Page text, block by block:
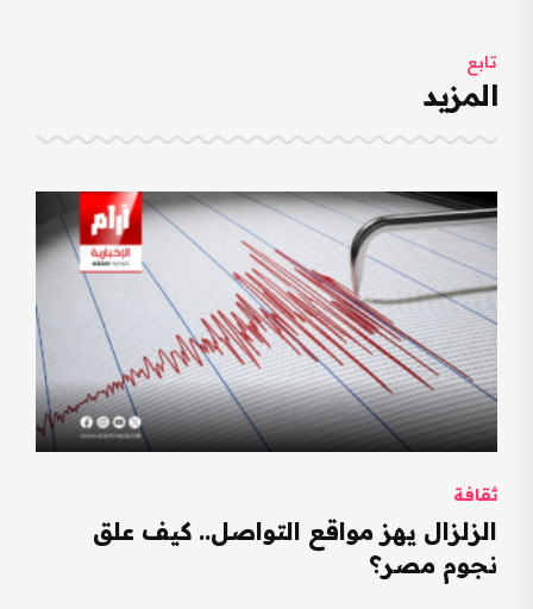
تابع
المزيد
ثقافة
الزلزال يهز مواقع التواصل.. كيف علق
نجوم مصر؟